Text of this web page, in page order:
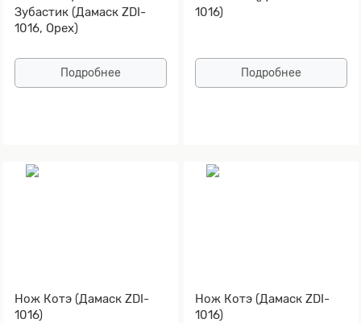
Зубастик (Дамаск ZDI-
1016, Орех)
Подробнее
1016)
Подробнее
Нож Котэ (Дамаск ZDI-
1016)
Нож Котэ (Дамаск ZDI-
1016)